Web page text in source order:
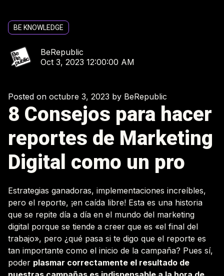
BE KNOWLEDGE
BeRepublic
Oct 3, 2023 12:00:00 AM
Posted on octubre 3, 2023 by BeRepublic
8 Consejos para hacer
reportes de Marketing
Digital como un pro
Estrategias ganadoras, implementaciones increíbles,
pero el reporte, ¡en caída libre! Esta es una historia
que se repite día a día en el mundo del marketing
digital porque se tiende a creer que es «el final del
trabajo», pero ¿qué pasa si te digo que el reporte es
tan importante como el inicio de la campaña? Pues sí,
poder plasmar correctamente el resultado de